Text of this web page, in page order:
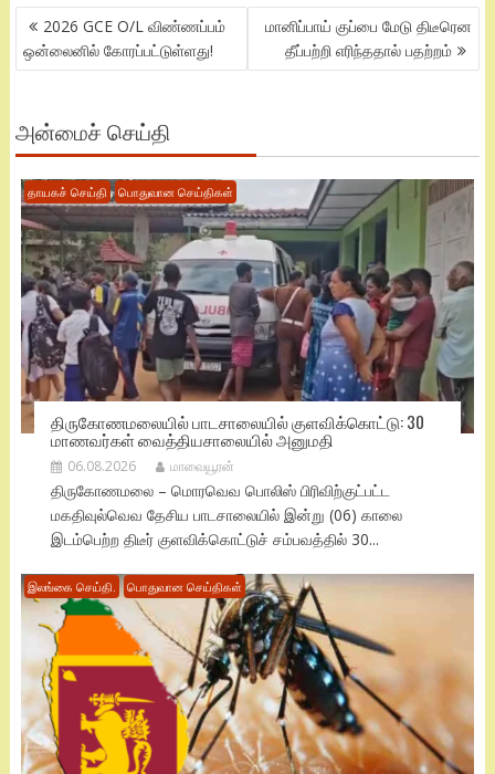
POST
NAVIGATION
2026 GCE O/L விண்ணப்பம்
ஒன்லைனில் கோரப்பட்டுள்ளது!
மானிப்பாய் குப்பை மேடு திடீரென
தீப்பற்றி எரிந்ததால் பதற்றம்
அன்மைச் செய்தி
தாயகச் செய்தி பொதுவான செய்திகள்
திருகோணமலையில் பாடசாலையில் குளவிக்கொட்டு: 30
மாணவர்கள் வைத்தியசாலையில் அனுமதி
06.08.2026 மாவையூரன்
திருகோணமலை – மொரவெவ பொலிஸ் பிரிவிற்குட்பட்ட
மகதிவுல்வெவ தேசிய பாடசாலையில் இன்று (06) காலை
இடம்பெற்ற திடீர் குளவிக்கொட்டுச் சம்பவத்தில் 30...
இலங்கை செய்தி. பொதுவான செய்திகள்